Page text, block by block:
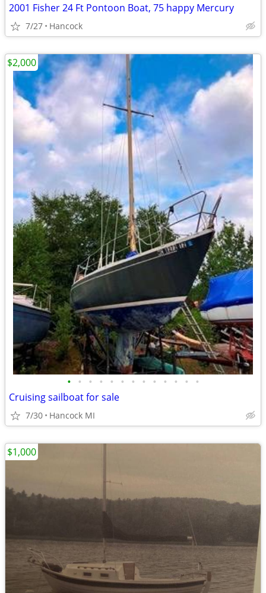
2001 Fisher 24 Ft Pontoon Boat, 75 happy Mercury
7/27 Hancock
• • • • • • • • • • • • •
Cruising sailboat for sale
7/30 Hancock MI
$2,000
$1,000